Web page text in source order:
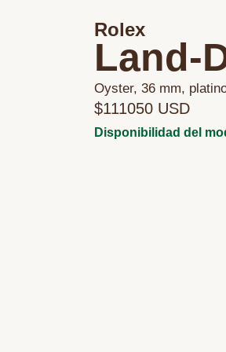
Rolex
Land-
Oyster, 36 mm,
$111050 USD
Disponibilidad del